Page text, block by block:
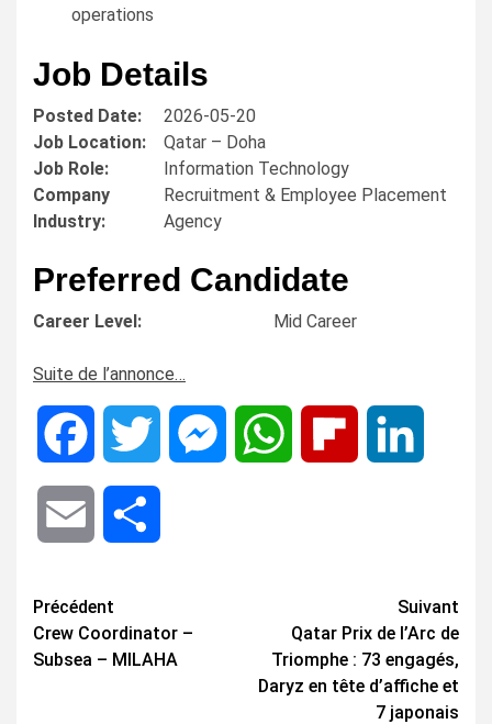
operations
Job Details
Posted Date:
2026-05-20
Job Location:
Qatar – Doha
Job Role:
Information Technology
Company
Industry:
Recruitment & Employee Placement
Agency
Preferred Candidate
Career Level: Mid Career
Suite de l’annonce…
Facebook Twitter MessengerWhatsApp Flipboard
Email
Navigation
d’article
Précédent
Crew Coordinator –
Subsea – MILAHA
Suivant
Qatar Prix de l’Arc de
Triomphe : 73 engagés,
Daryz en tête d’affiche et
7 japonais